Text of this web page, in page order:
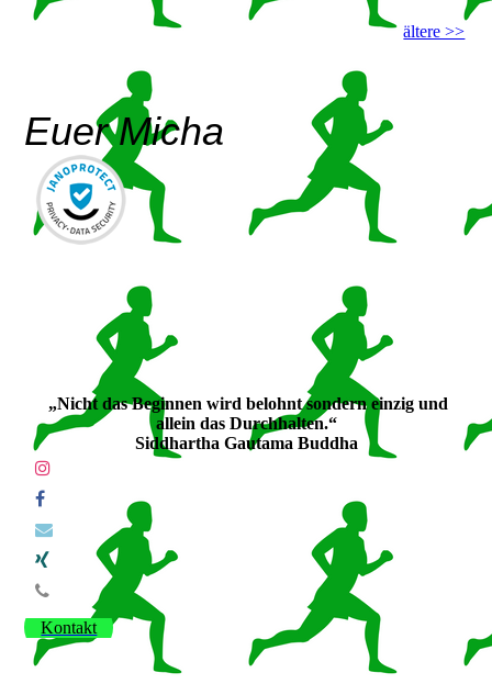
ältere >>
Euer Micha
„Nicht das Beginnen wird belohnt sondern einzig und
allein das Durchhalten.“
Siddhartha Gautama Buddha
Kontakt